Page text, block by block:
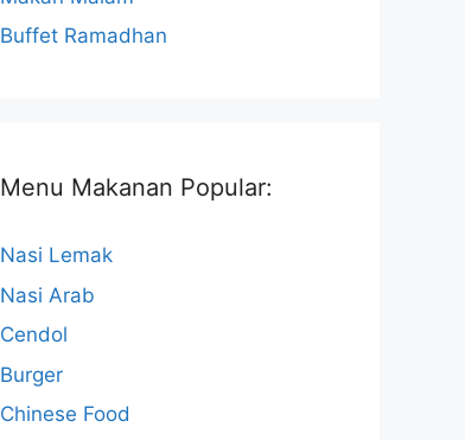
Buffet Ramadhan
Menu Makanan Popular:
Nasi Lemak
Nasi Arab
Cendol
Burger
Chinese Food